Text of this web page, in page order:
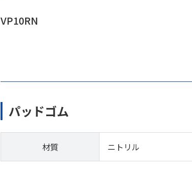
VP10RN
パッドゴム
材質 ニトリル